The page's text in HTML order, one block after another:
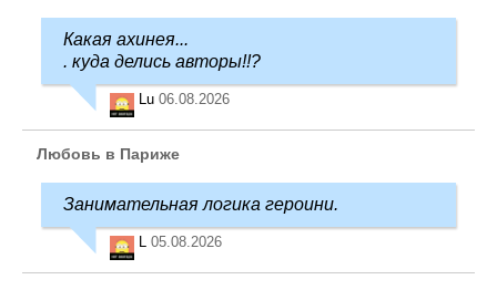
Какая ахинея...
. куда делись авторы!!?
Lu 06.08.2026
Любовь в Париже
Занимательная логика героини.
L 05.08.2026